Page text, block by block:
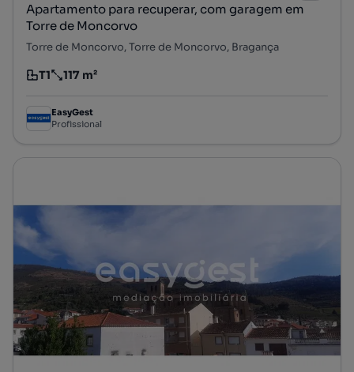
Apartamento para recuperar, com garagem em
Torre de Moncorvo
Torre de Moncorvo, Torre de Moncorvo, Bragança
Tipologia
T1
Preço por metro quadrado
117 m²
EasyGest
Profissional